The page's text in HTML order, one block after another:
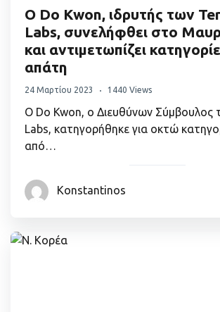
Ο Do Kwon, ιδρυτής των
Labs, συνελήφθει στο
και αντιμετωπίζει
απάτη
24 Μαρτίου 2023 1440 Views
Ο Do Kwon, ο Διευθύνων Σύμβουλος
Labs, κατηγορήθηκε για οκτώ
από…
Konstantinos